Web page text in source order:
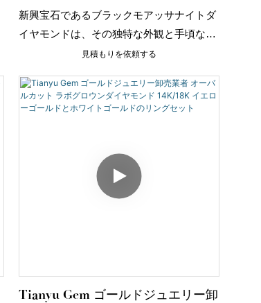
イエローゴールドリングバンド
新興宝石であるブラックモアッサナイトダ
イヤモンドは、その独特な外観と手頃な価
格から、市場で急速に人気を集めていま
ックモアッサナイトダイヤモンドは硬度と
光沢が同等であるだけでなく、より豊富な
見積もりを依頼する
Tianyu Gem ゴールドジュエリー卸